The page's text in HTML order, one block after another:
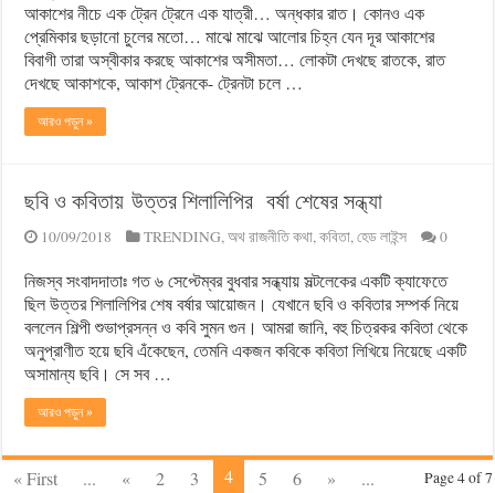
আকাশের নীচে এক ট্রেন ট্রেনে এক যাত্রী… অন্ধকার রাত। কোনও এক
প্রেমিকার ছড়ানো চুলের মতো… মাঝে মাঝে আলোর চিহ্ন যেন দূর আকাশের
বিবাগী তারা অস্বীকার করছে আকাশের অসীমতা… লোকটা দেখছে রাতকে, রাত
দেখছে আকাশকে, আকাশ ট্রেনকে- ট্রেনটা চলে …
আরও পড়ুন »
ছবি ও কবিতায় উত্তর শিলালিপির বর্ষা শেষের সন্ধ্যা
10/09/2018 TRENDING,অথ রাজনীতি কথা,কবিতা,হেড লাইন্স 0
নিজস্ব সংবাদদাতাঃ গত ৬ সেপ্টেম্বর বুধবার সন্ধ্যায় সল্টলেকের একটি ক্যাফেতে
ছিল উত্তর শিলালিপির শেষ বর্ষার আয়োজন। যেখানে ছবি ও কবিতার সম্পর্ক নিয়ে
বললেন শিল্পী শুভাপ্রসন্ন ও কবি সুমন গুন। আমরা জানি, বহু চিত্রকর কবিতা থেকে
অনুপ্রাণীত হয়ে ছবি এঁকেছেন, তেমনি একজন কবিকে কবিতা লিখিয়ে নিয়েছে একটি
অসামান্য ছবি। সে সব …
আরও পড়ুন »
Page 4 of 7
« First ... « 2 3 4 5 6 »
...